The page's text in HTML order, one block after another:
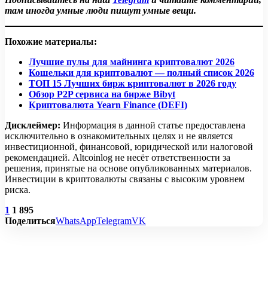
там иногда умные люди пишут умные вещи.
Похожие материалы:
Лучшие пулы для майнинга криптовалют 2026
Кошельки для криптовалют — полный список 2026
ТОП 15 Лучших бирж криптовалют в 2026 году
Обзор P2P сервиса на бирже Bibyt
Криптовалюта Yearn Finance (DEFI)
Дисклеймер: Информация в данной статье предоставлена
исключительно в ознакомительных целях и не является
инвестиционной, финансовой, юридической или налоговой
рекомендацией. Altcoinlog не несёт ответственности за
решения, принятые на основе опубликованных материалов.
Инвестиции в криптовалюты связаны с высоким уровнем
риска.
1 1 895
ПоделитьсяWhatsAppTelegramVK